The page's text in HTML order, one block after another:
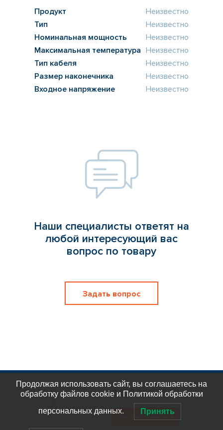
Продукт
Неизвестно
Тип
Неизвестно
Номинальная мощность
Неизвестно
Максимальная температура Неизвестно
Тип кабеля
Неизвестно
Размер наконечника
Неизвестно
Входное напряжение
Неизвестно
Наши специалисты ответят на
любой интересующий вас
вопрос по товару
Задать вопрос
eplast_30
org@eplast1.ru
8 812 309 58 32
Заказать звонок
Продолжая использовать сайт, вы соглашаетесь на
обработку файлов cookie и Политикой обработки
персональных данных. Принять